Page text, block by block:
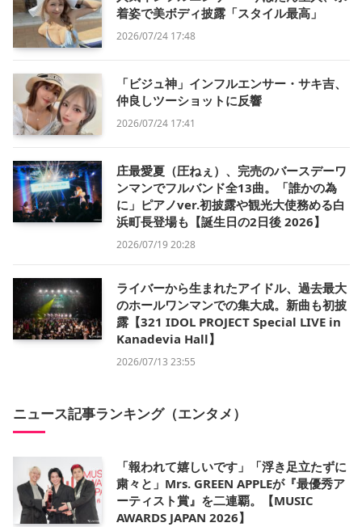
着姿で美ボディ披露「スタイル最高」
2026/07/24 17:48
「ビジュ神」インフルエンサー・サキ吉、
仲良しツーショットに反響
2026/07/24 17:41
庄最愛夏（圧ねぇ）、完売のバースデーワ
ンマンでフルバンド全13曲。「誰かの為
に」ピアノver.初披露や観光大使務める白
浜町長登場も【誕生日の2日後 2026】
2026/07/19 20:28
ライバーから生まれたアイドル、過去最大
のホールワンマンでの集大成。新曲も初披
露【321 IDOL PROJECT Special LIVE in
Kanadevia Hall】
2026/07/13 23:55
ニュース記事ランキング（エンタメ）
「報われて嬉しいです」「浮き足立たずに
粛々と」Mrs. GREEN APPLEが『最優秀ア
ーティスト賞』を二連覇。【MUSIC
AWARDS JAPAN 2026】